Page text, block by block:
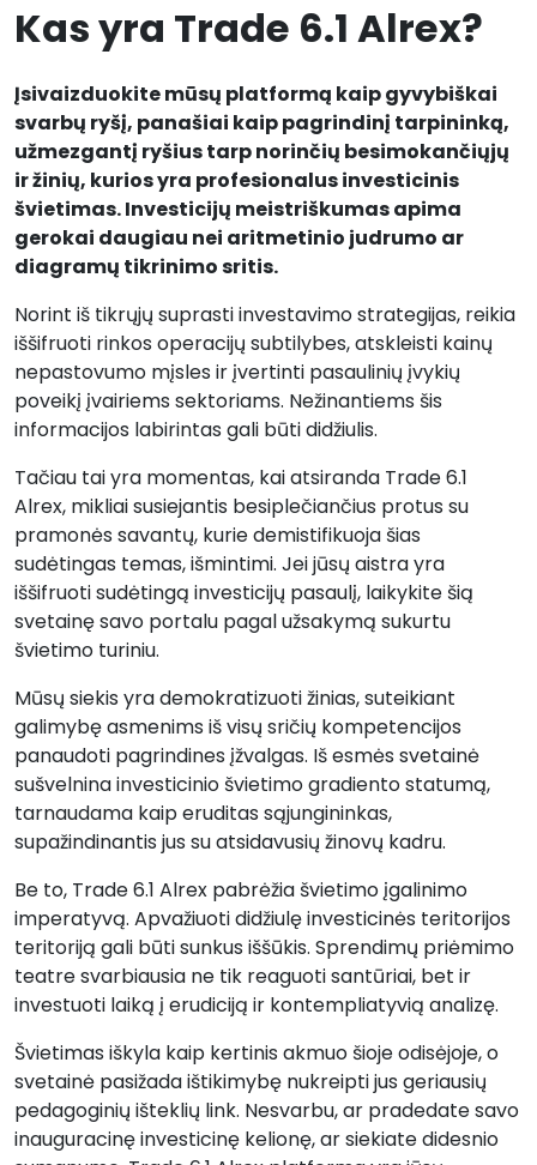
Kas yra Trade 6.1 Alrex?
Įsivaizduokite mūsų platformą kaip gyvybiškai
svarbų ryšį, panašiai kaip pagrindinį tarpininką,
užmezgantį ryšius tarp norinčių besimokančiųjų
ir žinių, kurios yra profesionalus investicinis
švietimas. Investicijų meistriškumas apima
gerokai daugiau nei aritmetinio judrumo ar
diagramų tikrinimo sritis.
Norint iš tikrųjų suprasti investavimo strategijas, reikia
iššifruoti rinkos operacijų subtilybes, atskleisti kainų
nepastovumo mįsles ir įvertinti pasaulinių įvykių
poveikį įvairiems sektoriams. Nežinantiems šis
informacijos labirintas gali būti didžiulis.
Tačiau tai yra momentas, kai atsiranda Trade 6.1
Alrex, mikliai susiejantis besiplečiančius protus su
pramonės savantų, kurie demistifikuoja šias
sudėtingas temas, išmintimi. Jei jūsų aistra yra
iššifruoti sudėtingą investicijų pasaulį, laikykite šią
svetainę savo portalu pagal užsakymą sukurtu
švietimo turiniu.
Mūsų siekis yra demokratizuoti žinias, suteikiant
galimybę asmenims iš visų sričių kompetencijos
panaudoti pagrindines įžvalgas. Iš esmės svetainė
sušvelnina investicinio švietimo gradiento statumą,
tarnaudama kaip eruditas sąjungininkas,
supažindinantis jus su atsidavusių žinovų kadru.
Be to, Trade 6.1 Alrex pabrėžia švietimo įgalinimo
imperatyvą. Apvažiuoti didžiulę investicinės teritorijos
teritoriją gali būti sunkus iššūkis. Sprendimų priėmimo
teatre svarbiausia ne tik reaguoti santūriai, bet ir
investuoti laiką į erudiciją ir kontempliatyvią analizę.
Švietimas iškyla kaip kertinis akmuo šioje odisėjoje, o
svetainė pasižada ištikimybę nukreipti jus geriausių
pedagoginių išteklių link. Nesvarbu, ar pradedate savo
inauguracinę investicinę kelionę, ar siekiate didesnio